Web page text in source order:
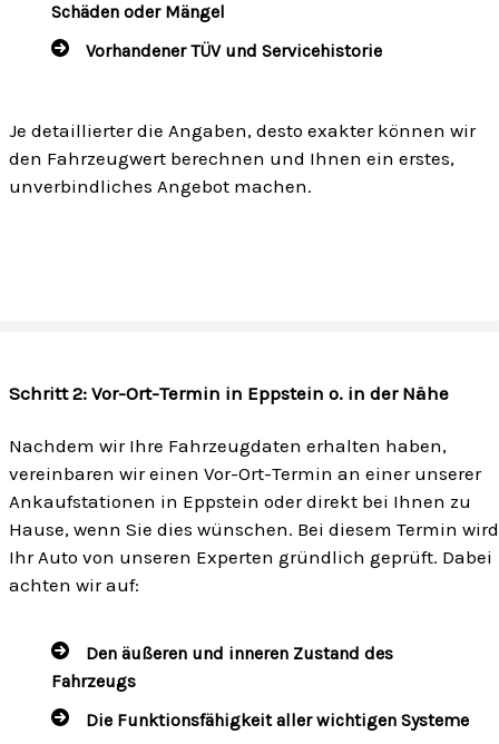
Schäden oder Mängel
Vorhandener TÜV und Servicehistorie
Je detaillierter die Angaben, desto exakter können wir
den Fahrzeugwert berechnen und Ihnen ein erstes,
unverbindliches Angebot machen.
Schritt 2: Vor-Ort-Termin in Eppstein o. in der Nähe
Nachdem wir Ihre Fahrzeugdaten erhalten haben,
vereinbaren wir einen Vor-Ort-Termin an einer unserer
Ankaufstationen in Eppstein oder direkt bei Ihnen zu
Hause, wenn Sie dies wünschen. Bei diesem Termin wird
Ihr Auto von unseren Experten gründlich geprüft. Dabei
achten wir auf:
Den äußeren und inneren Zustand des
Fahrzeugs
Die Funktionsfähigkeit aller wichtigen Systeme